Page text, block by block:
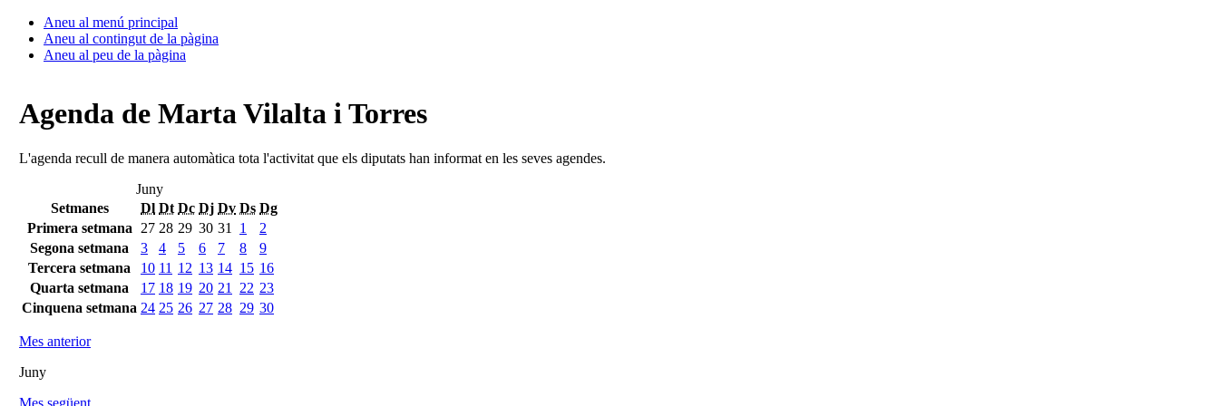
Aneu al menú principal
Aneu al contingut de la pàgina
Aneu al peu de la pàgina
Agenda de Marta Vilalta i Torres
L'agenda recull de manera automàtica tota l'activitat que els diputats han informat en les seves agendes.
Juny
Setmanes
Dl Dt Dc Dj Dv Ds Dg
Primera setmana
27 28 29 30 31 1
2
Segona setmana
3 4 5 6 7 8
9
Tercera setmana
10 11 12 13 14 15 16
Quarta setmana
17 18 19 20 21 22 23
Cinquena setmana 24 25 26 27 28 29 30
Mes anterior
Juny
Mes següent